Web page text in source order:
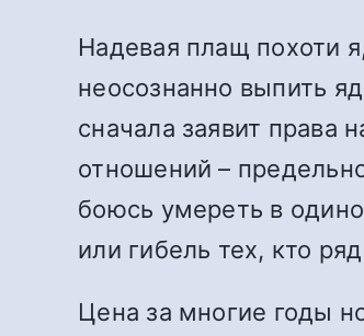
Надевая плащ похоти
неосознанно выпить
сначала заявит права
отношений –
боюсь умереть в
или гибель тех, кто
Цена за многие годы